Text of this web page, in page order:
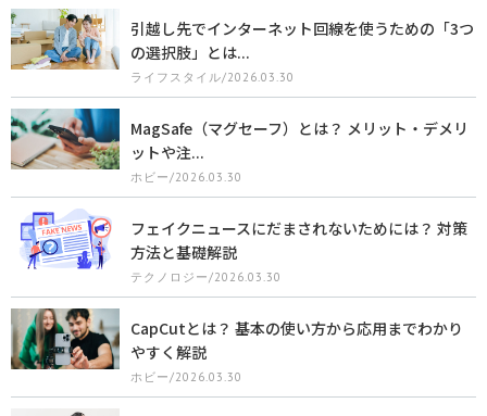
引越し先でインターネット回線を使うための「3つ
の選択肢」とは...
ライフスタイル/2026.03.30
MagSafe（マグセーフ）とは？ メリット・デメリ
ットや注...
ホビー/2026.03.30
フェイクニュースにだまされないためには？ 対策
方法と基礎解説
テクノロジー/2026.03.30
CapCutとは？ 基本の使い方から応用までわかり
やすく解説
ホビー/2026.03.30